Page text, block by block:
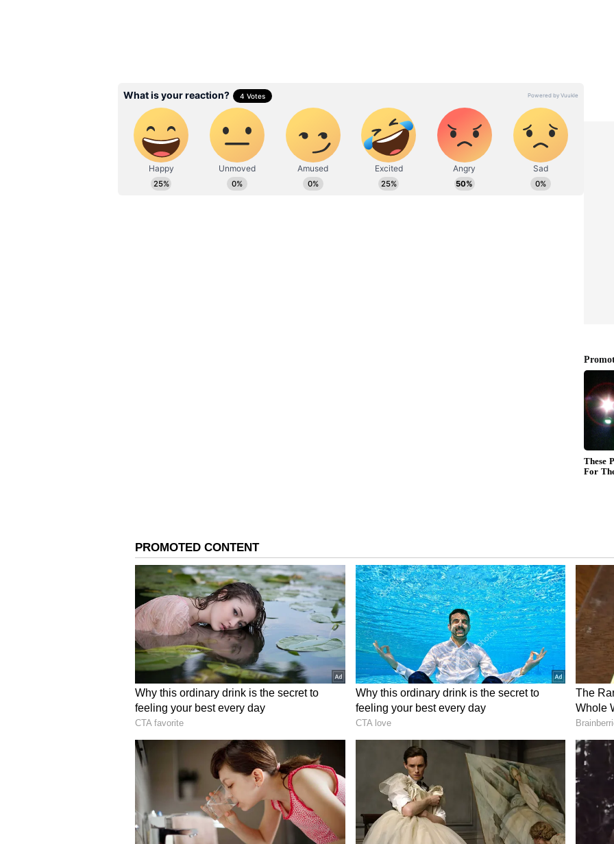
லட்சம் வரை கடன் வழங்கப்படும் வாய்ப்பும் உள்ளது. இந்தக் கடன்களுக்கு சுமார்
6 சதவீதம் மட்டுமே வட்டி வசூலிக்கப்படுவதால், தனியார் நிதி நிறுவனங்களுடன்
ஒப்பிடும்போது இது மிகவும் பயனுள்ளதாக கருதப்படுகிறது.
Related Articles
Image Credit :Gemini AI
புதிய தொழில்களை தொடங்கி சாதிக்கலாம்
இந்த நிதி உதவியை பயன்படுத்தி சிறிய அளவிலான உற்பத்தித் தொழில்கள்,
உணவுப் பொருள் தயாரிப்பு மையங்கள், மளிகைக் கடைகள், கணினி
மையங்கள், மொபைல் சேவை மையங்கள், வாகன பராமரிப்பு நிலையங்கள்,
தையல் மற்றும் கைத்தொழில் நிறுவனங்கள் உள்ளிட்ட பல்வேறு தொழில்களை
தொடங்கலாம். ஏற்கனவே தொழில் செய்து வருபவர்களும் தங்களது தொழிலை
விரிவுபடுத்த இந்தக் கடனை பயன்படுத்திக் கொள்ளலாம்.